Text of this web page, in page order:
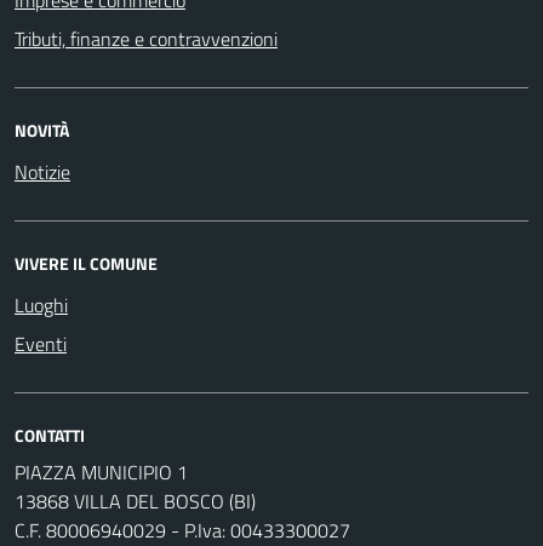
Tributi, finanze e contravvenzioni
NOVITÀ
Notizie
VIVERE IL COMUNE
Luoghi
Eventi
CONTATTI
PIAZZA MUNICIPIO 1
13868 VILLA DEL BOSCO (BI)
C.F. 80006940029 - P.Iva: 00433300027